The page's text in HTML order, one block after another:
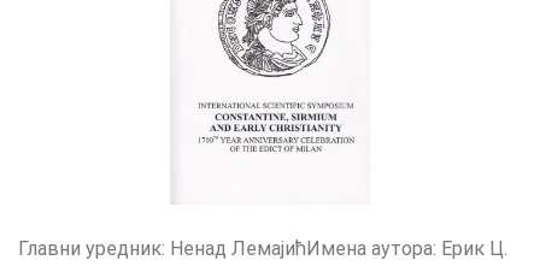
Главни уредник: Ненад ЛемајићИмена аутора: Ерик Ц.